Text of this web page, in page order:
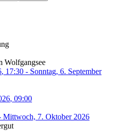
Wolfgangsee
, 17:30 - Sonntag, 6. September
, 09:00
Mittwoch, 7. Oktober 2026